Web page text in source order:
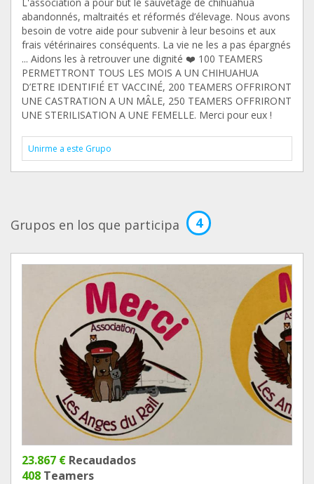
abandonnés, maltraités et réformés d’élevage. Nous avons
besoin de votre aide pour subvenir à leur besoins et aux
frais vétérinaires conséquents. La vie ne les a pas épargnés
... Aidons les à retrouver une dignité ❤️ 100 TEAMERS
PERMETTRONT TOUS LES MOIS A UN CHIHUAHUA
D’ETRE IDENTIFIÉ ET VACCINÉ, 200 TEAMERS OFFRIRONT
UNE CASTRATION A UN MÂLE, 250 TEAMERS OFFRIRONT
UNE STERILISATION A UNE FEMELLE. Merci pour eux !
Unirme a este Grupo
Grupos en los que participa 4
23.867 € Recaudados
408 Teamers